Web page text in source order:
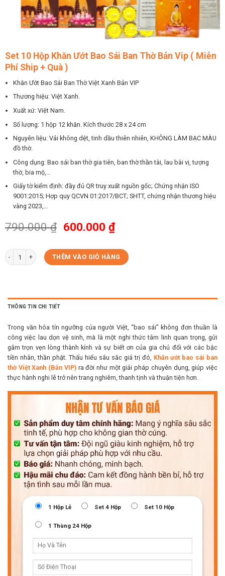
Set 10 Hộp Khăn Ướt Bao Sái Ban Thờ Bản Vip ( Miễn
Phí Ship + Quà )
Khăn Ướt Bao Sái Ban Thờ Việt Xanh Bản VIP
Thương hiệu: Việt Xanh.
Xuất xứ: Việt Nam.
Số lượng: 1 hộp 12 khăn. Kích thước 28 x 24 cm
Nguyên liệu: Vải không dệt, tinh dầu thiên nhiên, KHÔNG LÀM BẠC MÀU
đồ thờ.
Công dụng: Bao sái ban thờ gia tiên, ban thờ thần tài, lau bài vị, tượng
thờ, bia mộ,…
Giấy tờ kiểm định: đầy đủ QR truy xuất nguồn gốc; Chứng nhận ISO
9001:2015; Hợp quy QCVN 01:2017/BCT; SHTT, chứng nhận thương hiệu
vàng 2023,…
790.000₫ Giá
là:
600.000 ₫Giá
tại
Set 10 Hộp Khăn Ướt Bao Sái Ban Thờ Bản Vip ( Miễn Phí Ship + Quà ) số lượng
THÊM VÀO GIỎ HÀNG
THÔNG TIN CHI TIẾT
Trong văn hóa tín ngưỡng của người Việt, “bao sái” không đơn thuần là
công việc lau dọn vệ sinh, mà là một nghi thức tâm linh quan trọng, gửi
gắm trọn vẹn lòng thành kính và sự biết ơn của gia chủ đối với các bậc
tiền nhân, thần phật. Thấu hiểu sâu sắc giá trị đó, Khăn ướt bao sái ban
thờ Việt Xanh (Bản VIP)ra đời như một giải pháp chuyên dụng, giúp việc
thực hành nghi lễ trở nên trang nghiêm, thanh tịnh và thuận tiện hơn.
1 Hộp Lẻ Set 4 Hộp Set 10 Hộp
1 Thùng 24 Hộp